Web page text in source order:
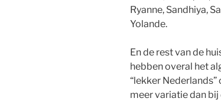
Ryanne, Sandhiya,
Yolande.
En de rest van de
hebben overal het
“lekker Nederlands”
meer variatie dan